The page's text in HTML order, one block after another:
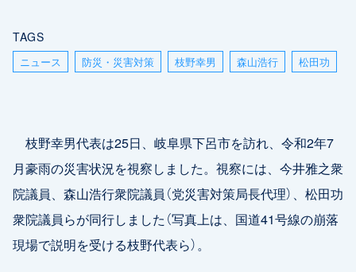
TAGS
ニュース 防災・災害対策 枝野幸男 森山浩行 松田功
枝野幸男代表は25日、岐阜県下呂市を訪れ、令和2年7
月豪雨の災害状況を視察しました。視察には、今井雅之衆
院議員、森山浩行衆院議員（党災害対策局長代理）、松田功
衆院議員らが同行しました（写真上は、国道41号線の崩落
現場で説明を受ける枝野代表ら）。